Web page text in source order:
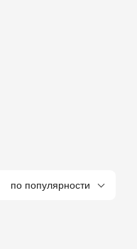
по популярности